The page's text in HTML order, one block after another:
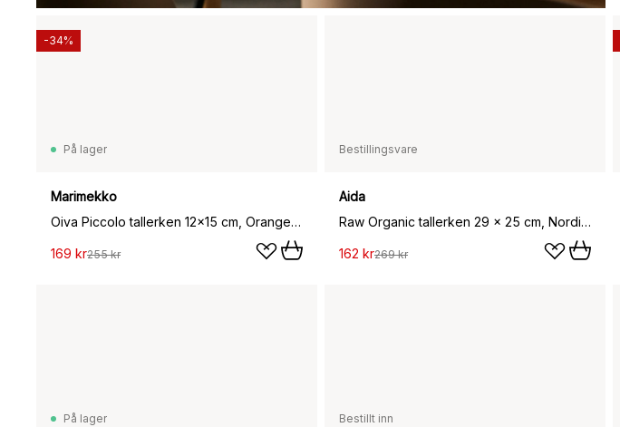
På lager
Marimekko
Oiva Piccolo tallerken 12x15 cm, Orange-pink
169 kr255 kr
-34%
Bestillingsvare
Aida
Raw Organic tallerken 29 x 25 cm, Nordic Nude
162 kr269 kr
På lager Bestillt inn